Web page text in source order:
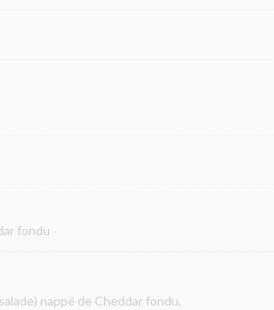
fondu
nappé de Cheddar fondu.